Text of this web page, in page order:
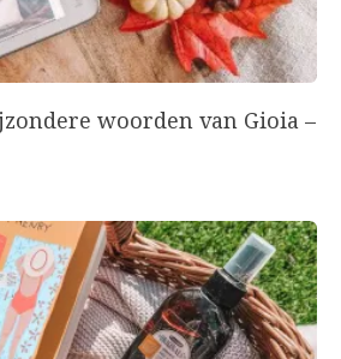
woorden van Gioia –